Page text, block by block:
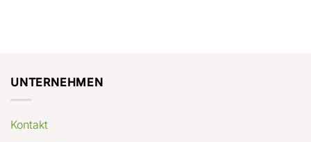
UNTERNEHMEN
Kontakt